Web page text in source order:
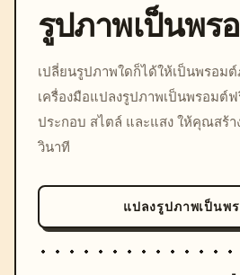
c,
รูปภาพเป็นพร
เปลี่ยนรูปภาพใดก็ได้ให้เป็นพรอม
เครื่องมือแปลงรูปภาพเป็นพรอมต์ฟ
ประกอบ สไตล์ และแสง ให้คุณสร้า
วินาที
แปลงรูปภาพเป็นพ